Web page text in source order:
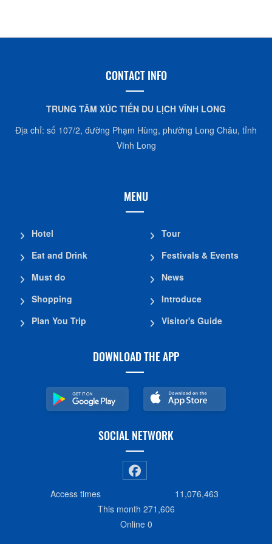
CONTACT INFO
TRUNG TÂM XÚC TIẾN DU LỊCH VĨNH LONG
Địa chỉ: số 107/2, đường Phạm Hùng, phường Long Châu, tỉnh
Vĩnh Long
MENU
Hotel
Eat and Drink
Must do
Shopping
Plan You Trip
Tour
Festivals & Events
News
Introduce
Visitor's Guide
DOWNLOAD THE APP
SOCIAL NETWORK
Access times
11,076,463
This month 271,606
Online 0